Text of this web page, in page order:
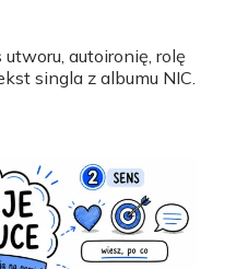
autoironię, rolę
singla z albumu NIC.